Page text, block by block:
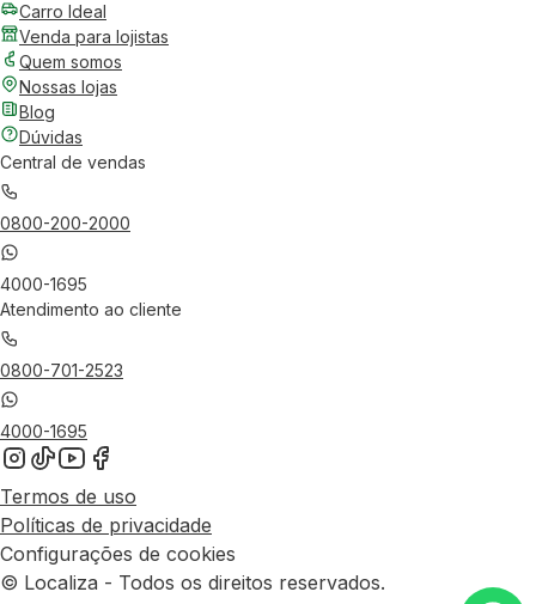
Carro Ideal
Venda para lojistas
Quem somos
Nossas lojas
Blog
Dúvidas
Central de vendas
0800-200-2000
4000-1695
Atendimento ao cliente
0800-701-2523
4000-1695
Termos de uso
Políticas de privacidade
Configurações de cookies
© Localiza - Todos os direitos reservados.